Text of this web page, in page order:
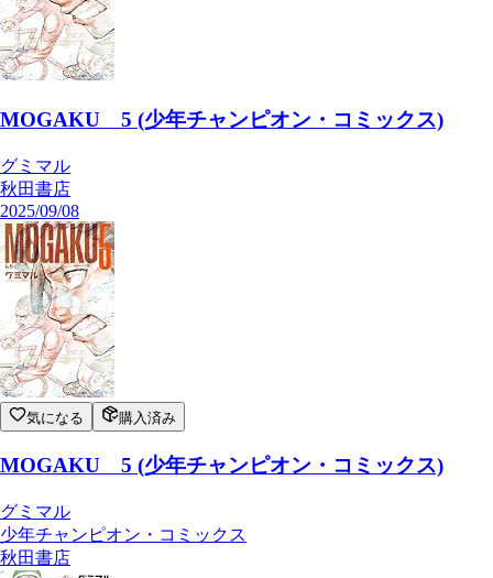
MOGAKU 5 (少年チャンピオン・コミックス)
グミマル
秋田書店
2025/09/08
気になる 購入済み
MOGAKU 5 (少年チャンピオン・コミックス)
グミマル
少年チャンピオン・コミックス
秋田書店